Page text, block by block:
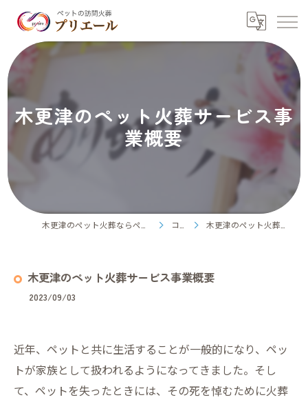
木更津のペット火葬サービス事
業概要
コラム 木更津のペット火葬サービス事業概要
木更津のペット火葬サービス事業概要
2023/09/03
近年、ペットと共に生活することが一般的になり、ペッ
トが家族として扱われるようになってきました。そし
て、ペットを失ったときには、その死を悼むために火葬